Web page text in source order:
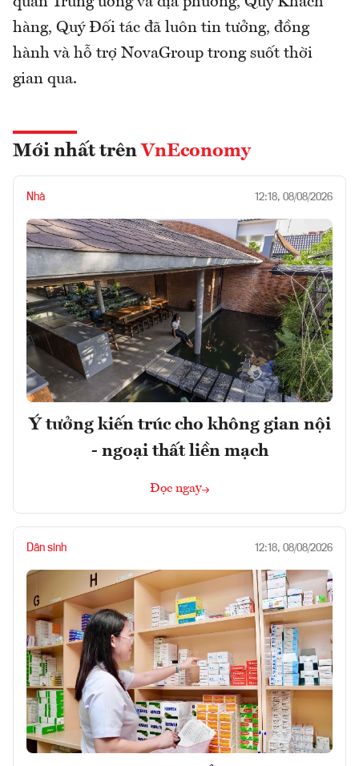
hàng, Quý Đối tác đã luôn tin tưởng, đồng
hành và hỗ trợ NovaGroup trong suốt thời
gian qua.
Mới nhất trên VnEconomy
Nhà 12:18, 08/08/2026
Ý tưởng kiến trúc cho không gian nội
- ngoại thất liền mạch
Đọc ngay
Dân sinh 12:18, 08/08/2026